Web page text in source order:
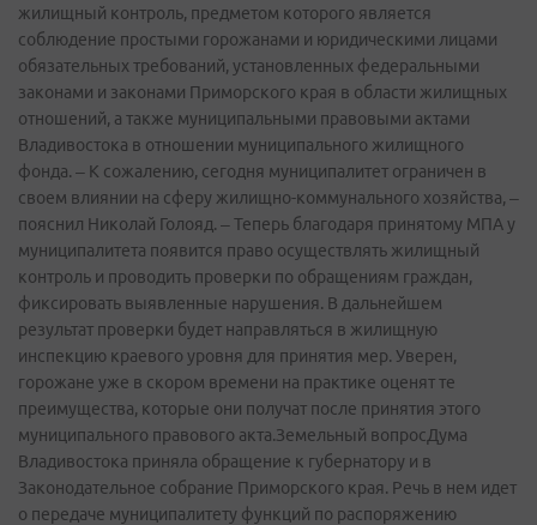
жилищный контроль, предметом которого является
соблюдение простыми горожанами и юридическими лицами
обязательных требований, установленных федеральными
законами и законами Приморского края в области жилищных
отношений, а также муниципальными правовыми актами
Владивостока в отношении муниципального жилищного
фонда. – К сожалению, сегодня муниципалитет ограничен в
своем влиянии на сферу жилищно-­коммунального хозяйства, –
пояснил Николай Голояд. – Теперь благодаря принятому МПА у
муниципалитета появится право осуществлять жилищный
контроль и проводить проверки по обращениям граждан,
фиксировать выявленные нарушения. В дальнейшем
результат проверки будет направляться в жилищную
инспекцию краевого уровня для принятия мер. Уверен,
горожане уже в скором времени на практике оценят те
преимущества, которые они получат после принятия этого
муниципального правового акта.Земельный вопросДума
Владивостока приняла обращение к губернатору и в
Законодательное собрание Приморского края. Речь в нем идет
о передаче муниципалитету функций по распоряжению